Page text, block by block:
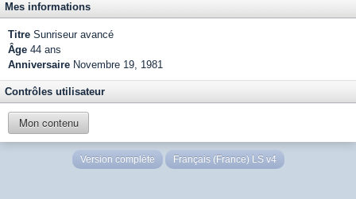
Mes informations
Titre Sunriseur avancé
Âge 44 ans
Anniversaire Novembre 19, 1981
Contrôles utilisateur
Mon contenu
Version complète Français (France) LS v4